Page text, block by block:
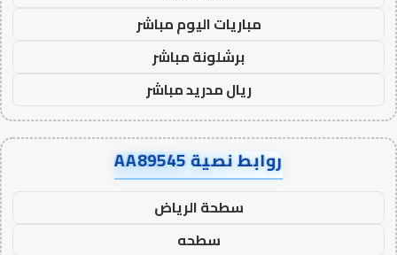
مباريات اليوم مباشر
برشلونة مباشر
ريال مدريد مباشر
روابط نصية AA89545
سطحة الرياض
سطحه